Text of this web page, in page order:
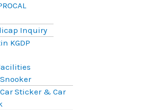
Inquiry
KGDP
Snooker
Car Sticker & Car